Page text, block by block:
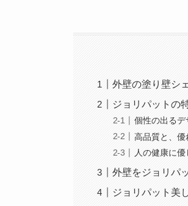
外壁の塗り壁シ
ジョリパットの
個性の出るデ
高品質と、優
人の健康に
外壁をジョリパ
ジョリパット美